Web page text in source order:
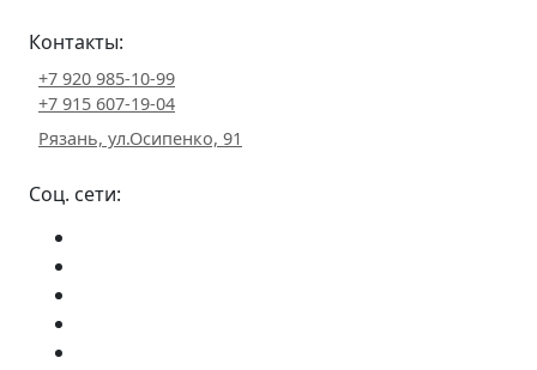
Контакты:
+7 920 985-10-99
+7 915 607-19-04
Рязань, ул.Осипенко, 91
Соц. сети: